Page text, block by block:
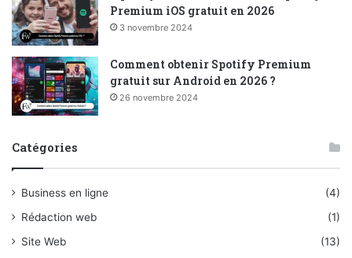
Premium iOS gratuit en 2026
3 novembre 2024
Comment obtenir Spotify Premium
gratuit sur Android en 2026 ?
26 novembre 2024
Catégories
Business en ligne
(4)
Rédaction web
(1)
Site Web
(13)